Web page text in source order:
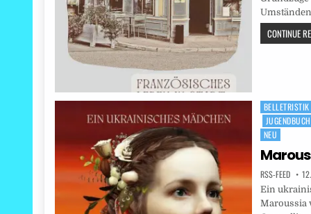
CONTINUE
Posted
in
BELLETRISTIK
NEU
RSS-FEED
Ein
Maroussia